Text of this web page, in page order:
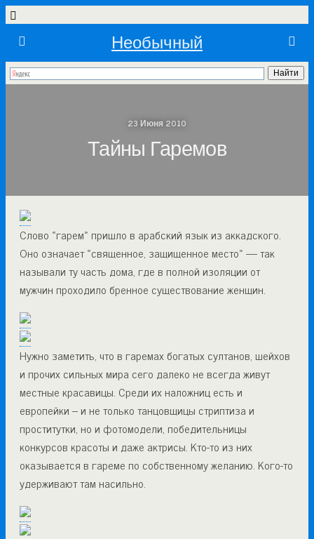
Необычный
23 Июня 2010
Тайны Гаремов
Cлово «гарем» пришло в арабский язык из аккадского.
Оно означает «священное, защищенное место» — так
называли ту часть дома, где в полной изоляции от
мужчин проходило бренное существование женщин.
Нужно заметить, что в гаремах богатых султанов, шейхов
и прочих сильных мира сего далеко не всегда живут
местные красавицы. Среди их наложниц есть и
европейки – и не только танцовщицы стриптиза и
проститутки, но и фотомодели, победительницы
конкурсов красоты и даже актрисы. Кто-то из них
оказывается в гареме по собственному желанию. Кого-то
удерживают там насильно.